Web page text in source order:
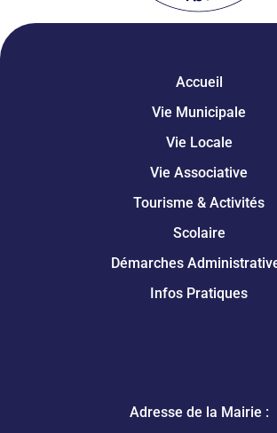
Accueil
Vie Municipale
Vie Locale
Vie Associative
Tourisme & Activités
Scolaire
Démarches
Infos Pratiques
Adresse de la Mairie :